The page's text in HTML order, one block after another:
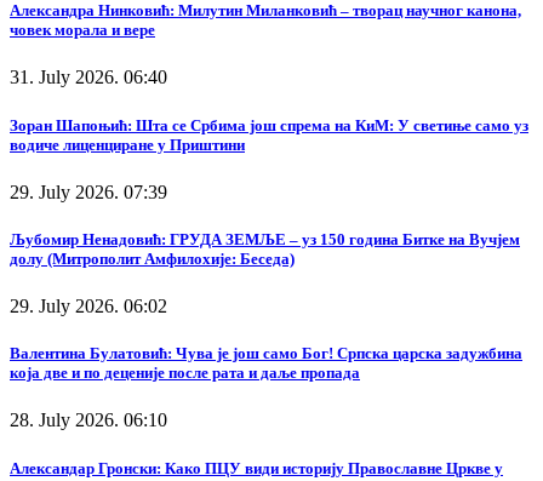
Александра Нинковић: Милутин Миланковић – творац научног канона,
човек морала и вере
31. July 2026. 06:40
Зоран Шапоњић: Шта се Србима још спрема на КиМ: У светиње само уз
водиче лиценциране у Приштини
29. July 2026. 07:39
Љубомир Ненадовић: ГРУДА ЗЕМЉЕ – уз 150 година Битке на Вучјем
долу (Митрополит Амфилохије: Беседа)
29. July 2026. 06:02
Валентина Булатовић: Чува је још само Бог! Српска царска задужбина
која две и по деценије после рата и даље пропада
28. July 2026. 06:10
Александар Гронски: Како ПЦУ види историју Православне Цркве у